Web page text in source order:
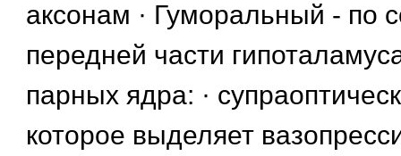
аксонам · Гуморальный - по
передней части
парных ядра: ·
которое выделяет